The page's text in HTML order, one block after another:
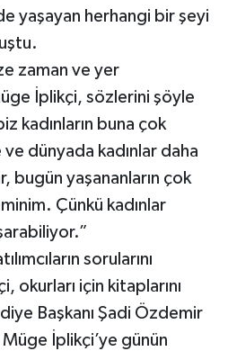
yaşayan herhangi bir şeyi
zaman ve yer
İplikçi, sözlerini şöyle
kadınların buna çok
dünyada kadınlar daha
bugün yaşananların çok
Çünkü kadınlar
sorularını
okurları için kitaplarını
Başkanı Şadi Özdemir
İplikçi’ye günün